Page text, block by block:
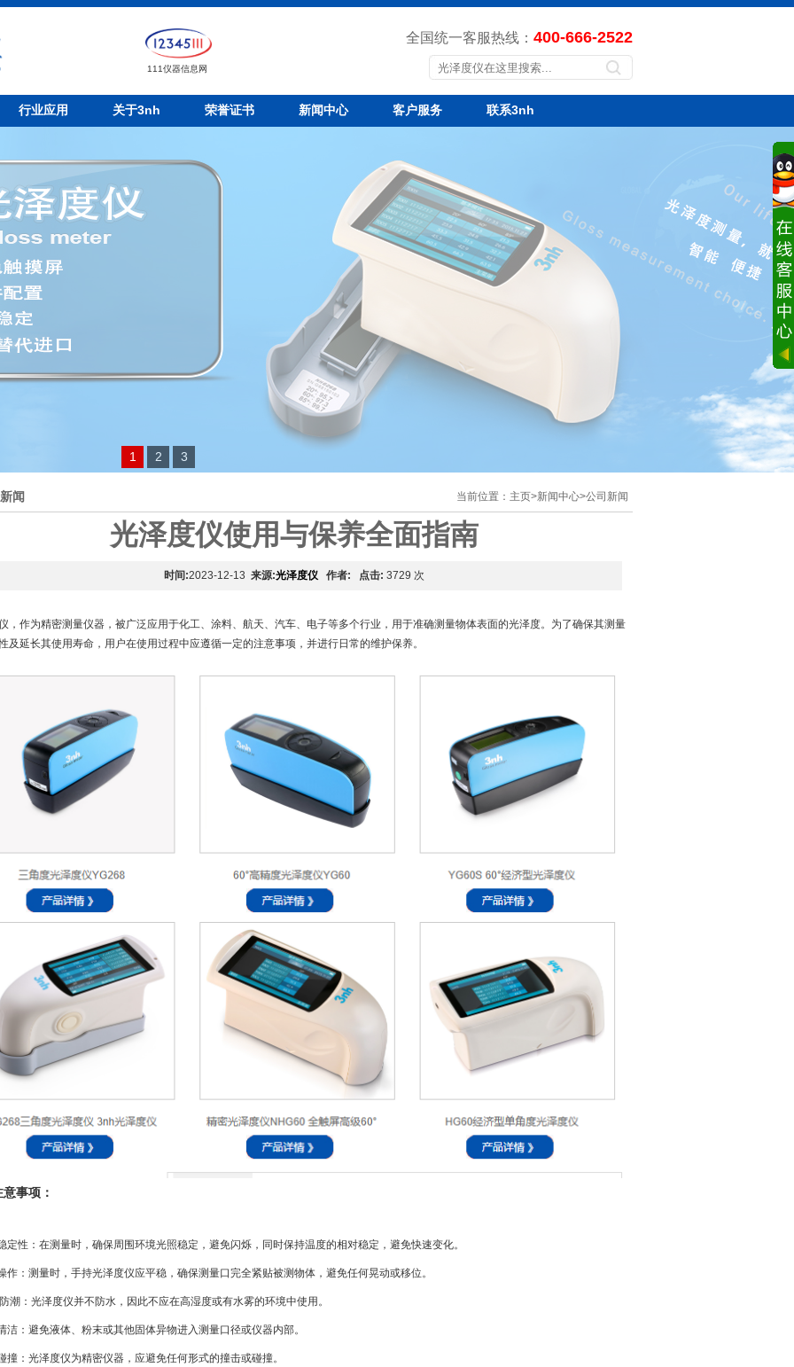
111仪器信息网
全国统一客服热线： 400-666-2522
行业应用 关于3nh 荣誉证书 新闻中心 客户服务 联系3nh
1 2 3
闻 当前位置： 主页>新闻中心>公司新闻
光泽度仪使用与保养全面指南
时间:2023-12-13 来源:光泽度仪 作者: 点击: 3729 次
，作为精密测量仪器，被广泛应用于化工、涂料、航天、汽车、电子等多个行业，用于准确测量物体表面的光泽度。为了确保其测量
及延长其使用寿命，用户在使用过程中应遵循一定的注意事项，并进行日常的维护保养。
事项：
定性：在测量时，确保周围环境光照稳定，避免闪烁，同时保持温度的相对稳定，避免快速变化。
作：测量时，手持光泽度仪应平稳，确保测量口完全紧贴被测物体，避免任何晃动或移位。
潮：光泽度仪并不防水，因此不应在高湿度或有水雾的环境中使用。
洁：避免液体、粉末或其他固体异物进入测量口径或仪器内部。
撞：光泽度仪为精密仪器，应避免任何形式的撞击或碰撞。